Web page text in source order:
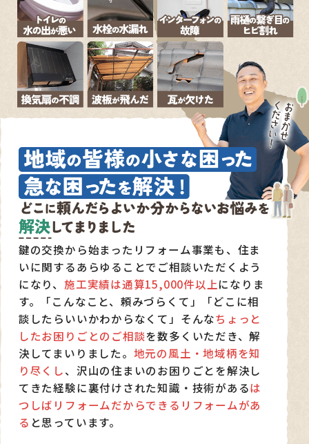
鍵の交換から始まったリフォーム事業も、住ま
いに関するあらゆることでご相談いただくよう
になり、 施工実績は通算15,000件以上になりま
す。「こんなこと、頼みづらくて」「どこに相
談したらいいかわからなくて」そんなちょっと
したお困りごとのご相談を数多くいただき、解
決してまいりました。 地元の風土・地域柄を知
り尽くし、沢山の住まいのお困りごとを解決し
てきた経験に裏付けされた知識・技術があるは
つしばリフォームだからできるリフォームがあ
る と思っています。